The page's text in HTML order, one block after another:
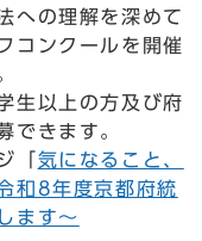
への理解を深めて
コンクールを開催
生以上の方及び府
できます。
「 気になること、
和8年度京都府統
ます～